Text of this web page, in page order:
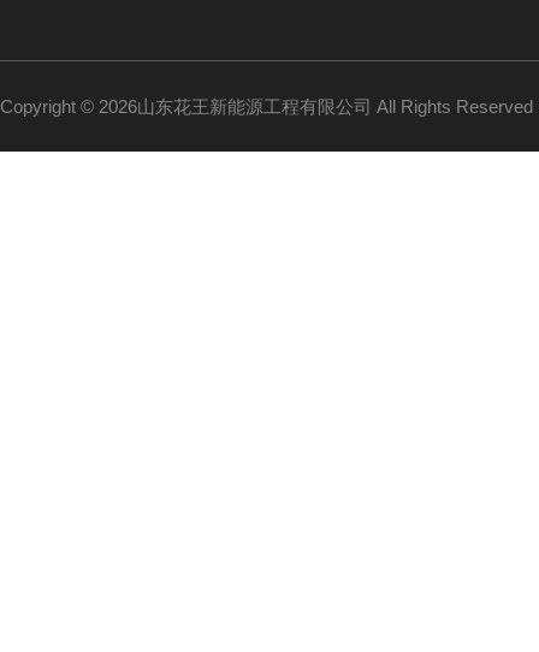
Copyright © 2026山东花王新能源工程有限公司 All Rights